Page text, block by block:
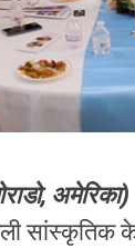
सांस्कृतिक